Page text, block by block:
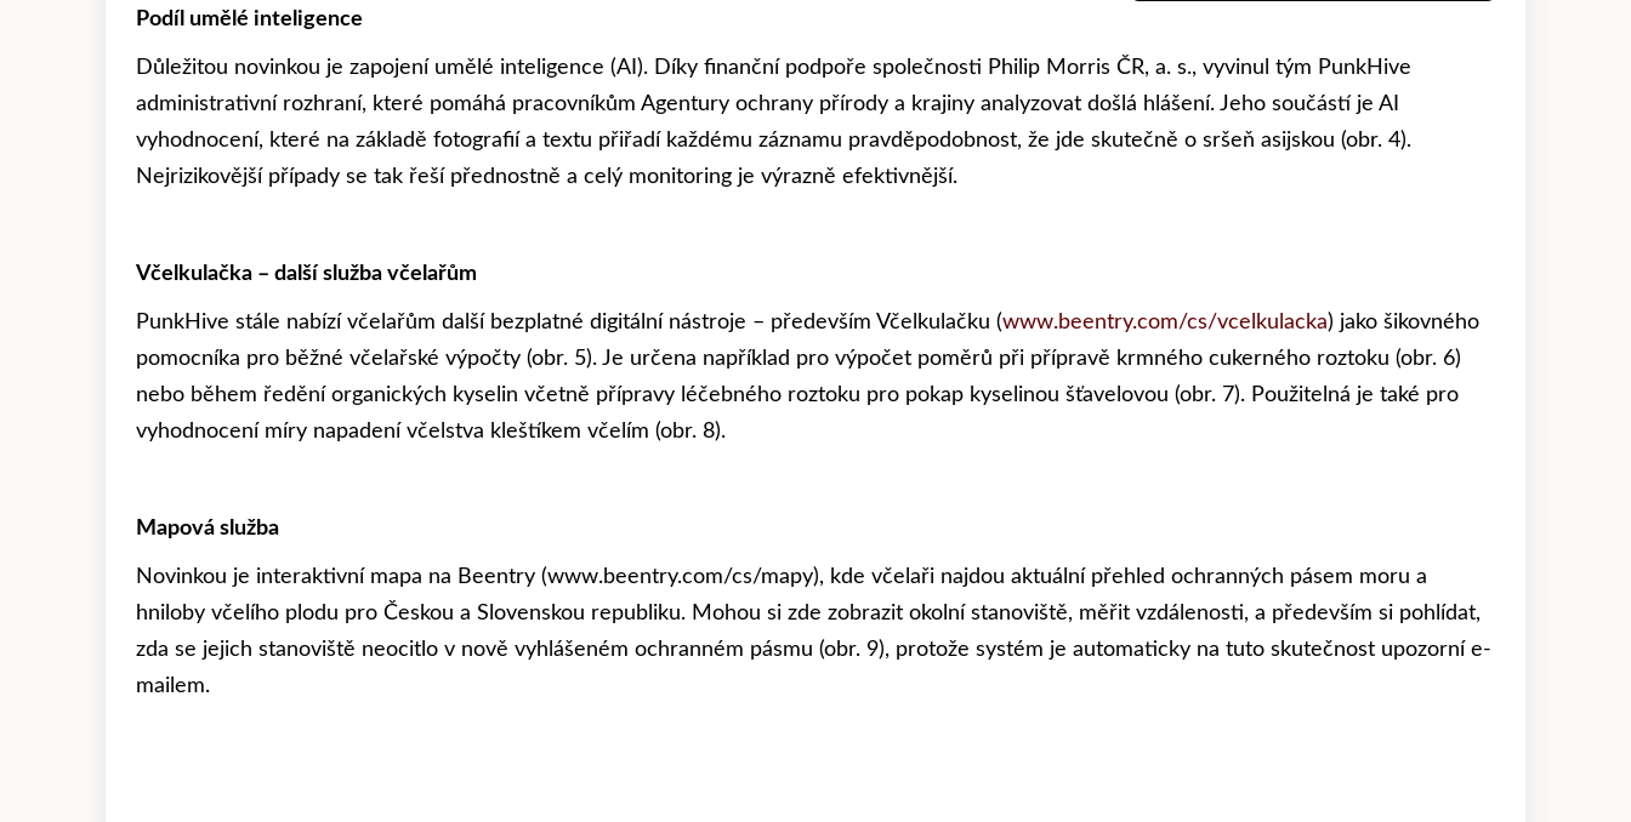
Podíl umělé inteligence
Důležitou novinkou je zapojení umělé inteligence (AI). Díky finanční podpoře společnosti Philip Morris ČR, a. s., vyvinul tým PunkHive
administrativní rozhraní, které pomáhá pracovníkům Agentury ochrany přírody a krajiny analyzovat došlá hlášení. Jeho součástí je AI
vyhodnocení, které na základě fotografií a textu přiřadí každému záznamu pravděpodobnost, že jde skutečně o sršeň asijskou (obr. 4).
Nejrizikovější případy se tak řeší přednostně a celý monitoring je výrazně efektivnější.
Včelkulačka – další služba včelařům
PunkHive stále nabízí včelařům další bezplatné digitální nástroje – především Včelkulačku (www.beentry.com/cs/vcelkulacka) jako šikovného
pomocníka pro běžné včelařské výpočty (obr. 5). Je určena například pro výpočet poměrů při přípravě krmného cukerného roztoku (obr. 6)
nebo během ředění organických kyselin včetně přípravy léčebného roztoku pro pokap kyselinou šťavelovou (obr. 7). Použitelná je také pro
vyhodnocení míry napadení včelstva kleštíkem včelím (obr. 8).
Mapová služba
Novinkou je interaktivní mapa na Beentry (www.beentry.com/cs/mapy), kde včelaři najdou aktuální přehled ochranných pásem moru a
hniloby včelího plodu pro Českou a Slovenskou republiku. Mohou si zde zobrazit okolní stanoviště, měřit vzdálenosti, a především si pohlídat,
zda se jejich stanoviště neocitlo v nově vyhlášeném ochranném pásmu (obr. 9), protože systém je automaticky na tuto skutečnost upozorní e-
mailem.